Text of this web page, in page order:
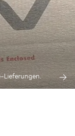
Lieferungen.